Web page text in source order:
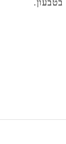
בטבעון.